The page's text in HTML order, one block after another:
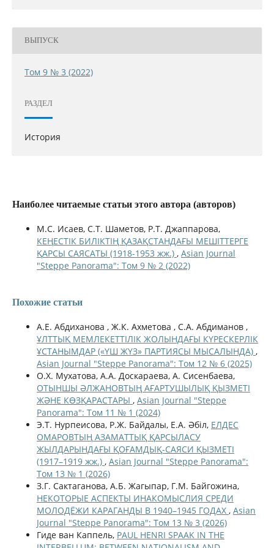
ВЫПУСК
Том 9 № 3 (2022)
РАЗДЕЛ
История
Наиболее читаемые статьи этого автора (авторов)
М.С. Исаев, С.Т. Шаметов, Р.Т. Джаппарова,
КЕҢЕСТІК БИЛІКТІҢ ҚАЗАҚСТАНДАҒЫ МЕШІТТЕРГЕ
ҚАРСЫ САЯСАТЫ (1918-1953 жж.) , Asian Journal
"Steppe Panorama": Том 9 № 2 (2022)
Похожие статьи
А.Е. Абдиханова , Ж.К. Ахметова , С.А. Абдиманов ,
ҰЛТТЫҚ МЕМЛЕКЕТТІЛІК ЖОЛЫНДАҒЫ КҮРЕСКЕРЛІК
ҰСТАНЫМДАР («ҮШ ЖҮЗ» ПАРТИЯСЫ МЫСАЛЫНДА) ,
Asian Journal "Steppe Panorama": Том 12 № 6 (2025)
О.Х. Мухатова, А.А. Доскараева, А. Сисенбаева,
ОТЫНШЫ ӘЛЖАНОВТЫҢ АҒАРТУШЫЛЫҚ ҚЫЗМЕТІ
ЖӘНЕ КӨЗҚАРАСТАРЫ , Asian Journal "Steppe
Panorama": Том 11 № 1 (2024)
Э.Т. Нурпеисова, Р.Ж. Байдалы, Е.А. Әбіл, ЕЛДЕС
ОМАРОВТЫҢ АЗАМАТТЫҚ ҚАРСЫЛАСУ
ЖЫЛДАРЫНДАҒЫ ҚОҒАМДЫҚ-САЯСИ ҚЫЗМЕТІ
(1917–1919 жж.) , Asian Journal "Steppe Panorama":
Том 13 № 1 (2026)
З.Г. Сактаганова, А.Б. Жагыпар, Г.М. Байгожина,
НЕКОТОРЫЕ АСПЕКТЫ ИНАКОМЫСЛИЯ СРЕДИ
МОЛОДЁЖИ КАРАГАНДЫ В 1940–1945 ГОДАХ , Asian
Journal "Steppe Panorama": Том 13 № 3 (2026)
Гиде ван Каппель, PAUL HENRI SPAAK IN THE